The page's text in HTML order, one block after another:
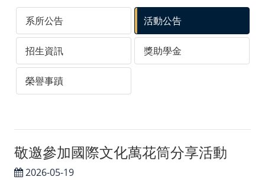
台灣政治學會
智慧財產權專區
聯絡我們／媒體社群
聯絡我們
Instagram
系所公告 活動公告
招生資訊 獎助學金
榮譽事蹟
敬邀參加國際文化萬花筒分享活動
2026-05-19